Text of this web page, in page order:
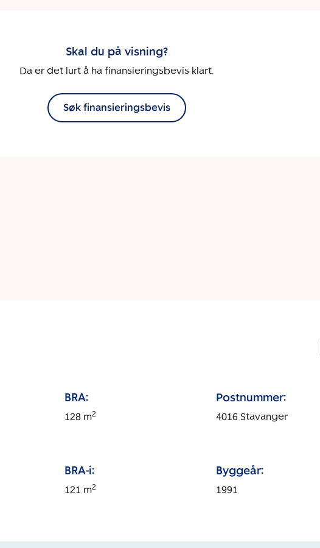
Skal du på visning?
Da er det lurt å ha finansieringsbevis klart.
Søk finansieringsbevis
BRA:
128m2
Postnummer:
4016 Stavanger
BRA-i:
121 m2
Byggeår:
1991